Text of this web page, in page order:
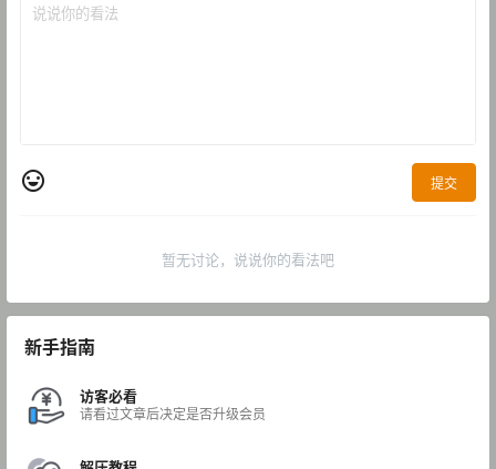
提交
暂无讨论，说说你的看法吧
新手指南
访客必看
请看过文章后决定是否升级会员